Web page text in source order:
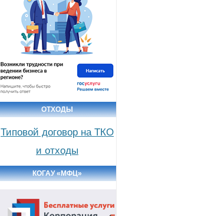
ОТХОДЫ
Типовой договор на ТКО
и отходы
КОГАУ «МФЦ»